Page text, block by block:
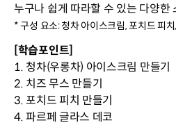
누구나 쉽게 따라할 수 있는 다양한
* 구성 요소: 청차 아이스크림, 포치드 피
[학습포인트]
1. 청차(우롱차) 아이스크림 만들기
2. 치즈 무스 만들기
3. 포치드 피치 만들기
4. 파르페 글라스 데코